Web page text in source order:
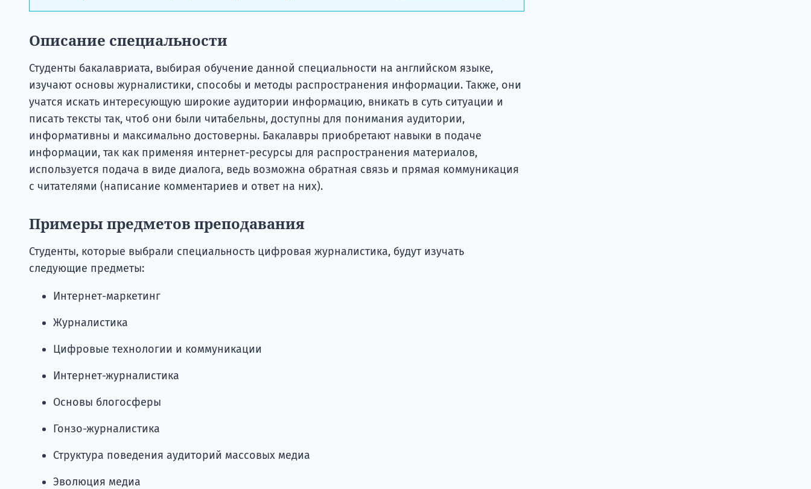
Описание специальности
Студенты бакалавриата, выбирая обучение данной специальности на английском языке,
изучают основы журналистики, способы и методы распространения информации. Также, они
учатся искать интересующую широкие аудитории информацию, вникать в суть ситуации и
писать тексты так, чтоб они были читабельны, доступны для понимания аудитории,
информативны и максимально достоверны. Бакалавры приобретают навыки в подаче
информации, так как применяя интернет-ресурсы для распространения материалов,
используется подача в виде диалога, ведь возможна обратная связь и прямая коммуникация
с читателями (написание комментариев и ответ на них).
Примеры предметов преподавания
Студенты, которые выбрали специальность цифровая журналистика, будут изучать
следующие предметы:
Интернет-маркетинг
Журналистика
Цифровые технологии и коммуникации
Интернет-журналистика
Основы блогосферы
Гонзо-журналистика
Структура поведения аудиторий массовых медиа
Эволюция медиа